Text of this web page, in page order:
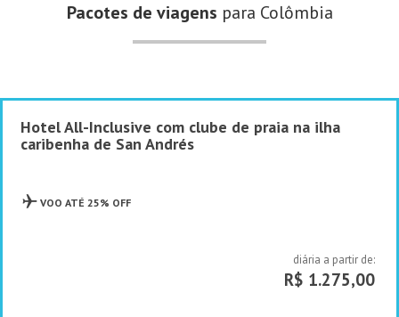
Pacotes de viagens para Colômbia
Hotel All-Inclusive com clube de praia na ilha
caribenha de San Andrés
VOO ATÉ 25% OFF
diária a partir de:
R$ 1.275,00